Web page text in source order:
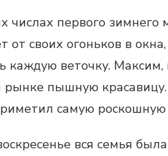
числах первого зимнего
от своих огоньков в
каждую веточку.
рынке пышную
самую
вся семья